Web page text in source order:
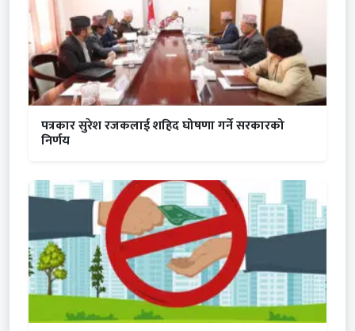
पत्रकार सुरेश रजकलाई शहिद घोषणा गर्ने सरकारको
निर्णय